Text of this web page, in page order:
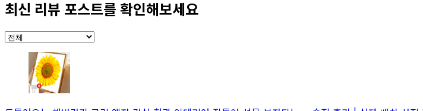
최신 리뷰 포스트를 확인해보세요
카테고리 선택